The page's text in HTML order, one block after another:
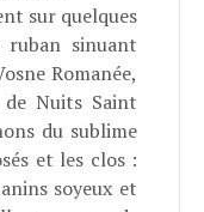
sur quelques
sinuant
Romanée,
Nuits Saint
du sublime
et les clos :
soyeux et